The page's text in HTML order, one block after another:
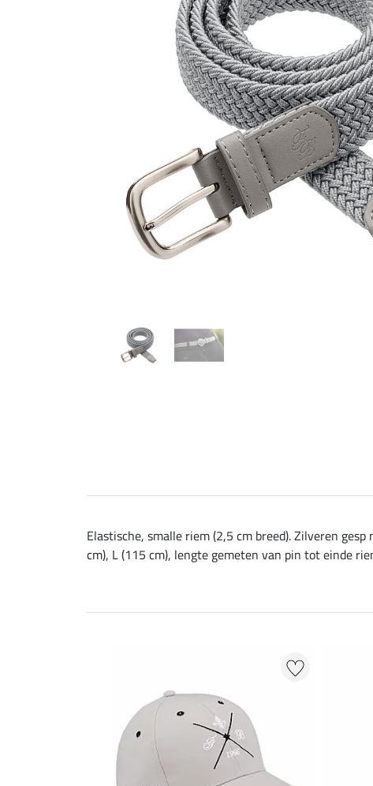
Elastische, smalle riem (2,5 cm breed). Zilveren
cm), L (115 cm), lengte gemeten van pin tot einde